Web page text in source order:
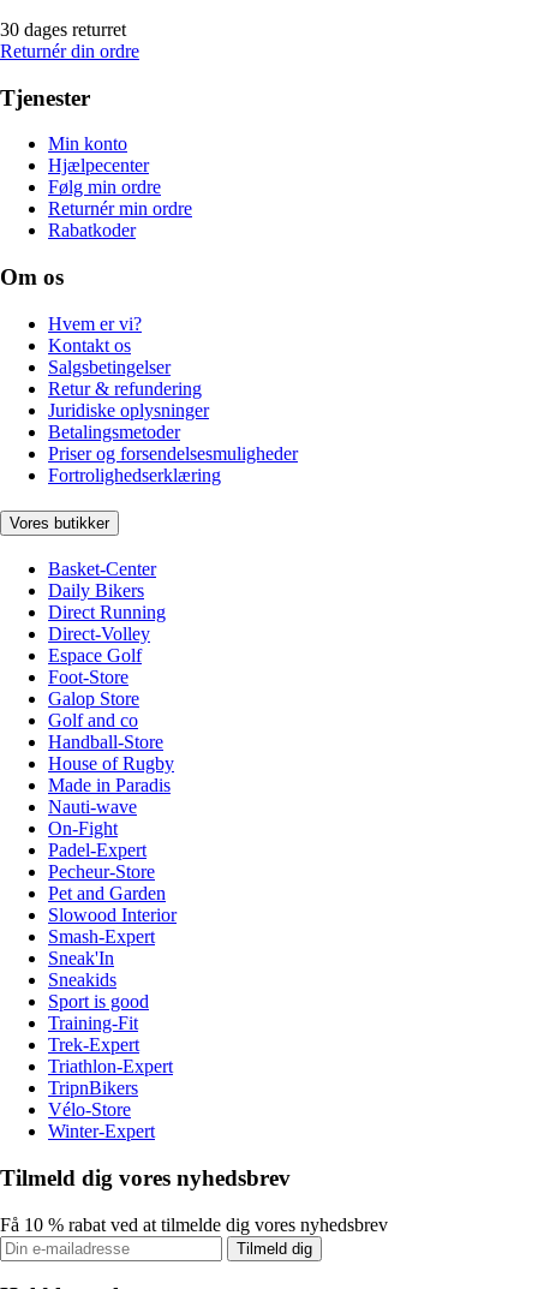
30 dages returret
Returnér din ordre
Tjenester
Min konto
Hjælpecenter
Følg min ordre
Returnér min ordre
Rabatkoder
Om os
Hvem er vi?
Kontakt os
Salgsbetingelser
Retur & refundering
Juridiske oplysninger
Betalingsmetoder
Priser og forsendelsesmuligheder
Fortrolighedserklæring
Vores butikker
Basket-Center
Daily Bikers
Direct Running
Direct-Volley
Espace Golf
Foot-Store
Galop Store
Golf and co
Handball-Store
House of Rugby
Made in Paradis
Nauti-wave
On-Fight
Padel-Expert
Pecheur-Store
Pet and Garden
Slowood Interior
Smash-Expert
Sneak'In
Sneakids
Sport is good
Training-Fit
Trek-Expert
Triathlon-Expert
TripnBikers
Vélo-Store
Winter-Expert
Tilmeld dig vores nyhedsbrev
Få 10 % rabat ved at tilmelde dig vores nyhedsbrev
Tilmeld dig